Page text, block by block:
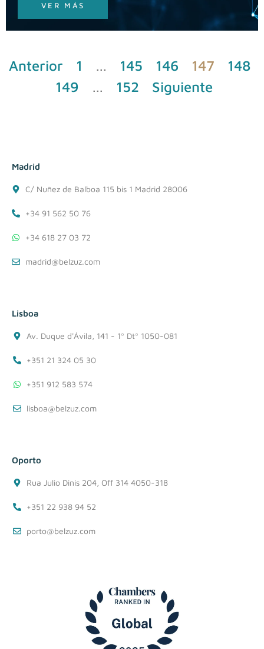
VER MÁS
Anterior 1 … 145 146 147
148
149
… 152 Siguiente
Madrid
C/ Nuñez de Balboa 115 bis 1 Madrid 28006
+34 91 562 50 76
+34 618 27 03 72
madrid@belzuz.com
Lisboa
Av. Duque d'Ávila, 141 - 1º Dtº 1050-081
+351 21 324 05 30
+351 912 583 574
lisboa@belzuz.com
Oporto
Rua Julio Dinis 204, Off 314 4050-318
+351 22 938 94 52
porto@belzuz.com